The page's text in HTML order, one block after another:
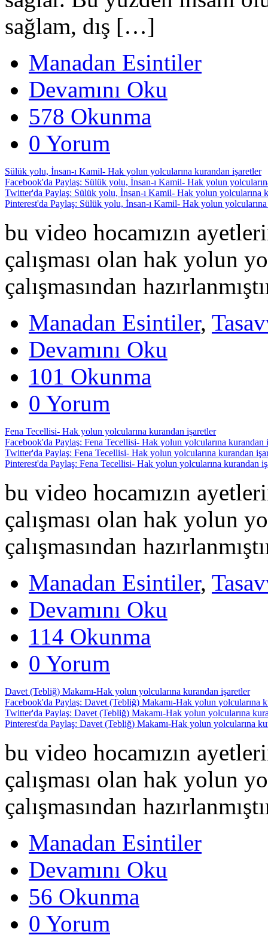
sağlam, dış […]
Manadan Esintiler
Devamını Oku
578 Okunma
0 Yorum
Sülük yolu, İnsan-ı Kamil- Hak yolun yolcularına kurandan işaretler
Facebook'da Paylaş: Sülük yolu, İnsan-ı Kamil- Hak yolun
Twitter'da Paylaş: Sülük yolu, İnsan-ı Kamil- Hak yolun yolcularına
Pinterest'da Paylaş: Sülük yolu, İnsan-ı Kamil- Hak yolun
bu video hocamızın
çalışması olan hak yolun
çalışmasından
Manadan Esintiler,
Devamını Oku
101 Okunma
0 Yorum
Fena Tecellisi- Hak yolun yolcularına kurandan işaretler
Facebook'da Paylaş: Fena Tecellisi- Hak yolun yolcularına kurandan
Twitter'da Paylaş: Fena Tecellisi- Hak yolun yolcularına kurandan
Pinterest'da Paylaş: Fena Tecellisi- Hak yolun yolcularına kurandan
bu video hocamızın
çalışması olan hak yolun
çalışmasından
Manadan Esintiler,
Devamını Oku
114 Okunma
0 Yorum
Davet (Tebliğ) Makamı-Hak yolun yolcularına kurandan işaretler
Facebook'da Paylaş: Davet (Tebliğ) Makamı-Hak yolun yolcularına
Twitter'da Paylaş: Davet (Tebliğ) Makamı-Hak yolun yolcularına
Pinterest'da Paylaş: Davet (Tebliğ) Makamı-Hak yolun yolcularına
bu video hocamızın
çalışması olan hak yolun
çalışmasından
Manadan Esintiler
Devamını Oku
56 Okunma
0 Yorum